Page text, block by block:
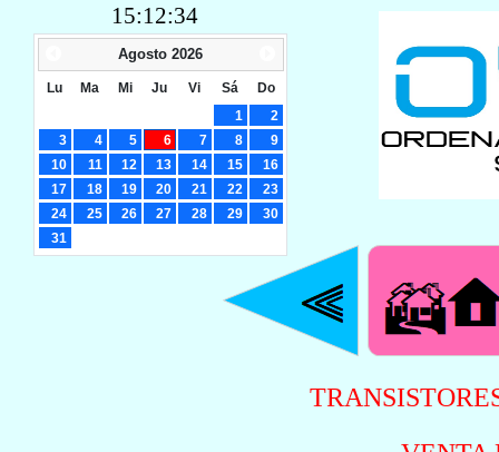
15:12:34
Agosto 2026
Lu Ma Mi Ju Vi Sá
Do
1
2
3
4 5 6 7 8
9
10
11 12 13 14 15
16
17
18 19 20 21 22
23
24
25 26 27 28 29
30
31